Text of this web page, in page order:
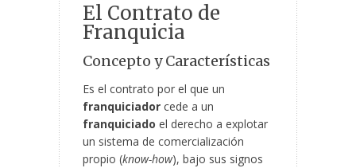
El Contrato de
Franquicia
Concepto y Características
Es el contrato por el que un
franquiciador cede a un
franquiciado el derecho a explotar
un sistema de comercialización
propio (know-how), bajo sus signos